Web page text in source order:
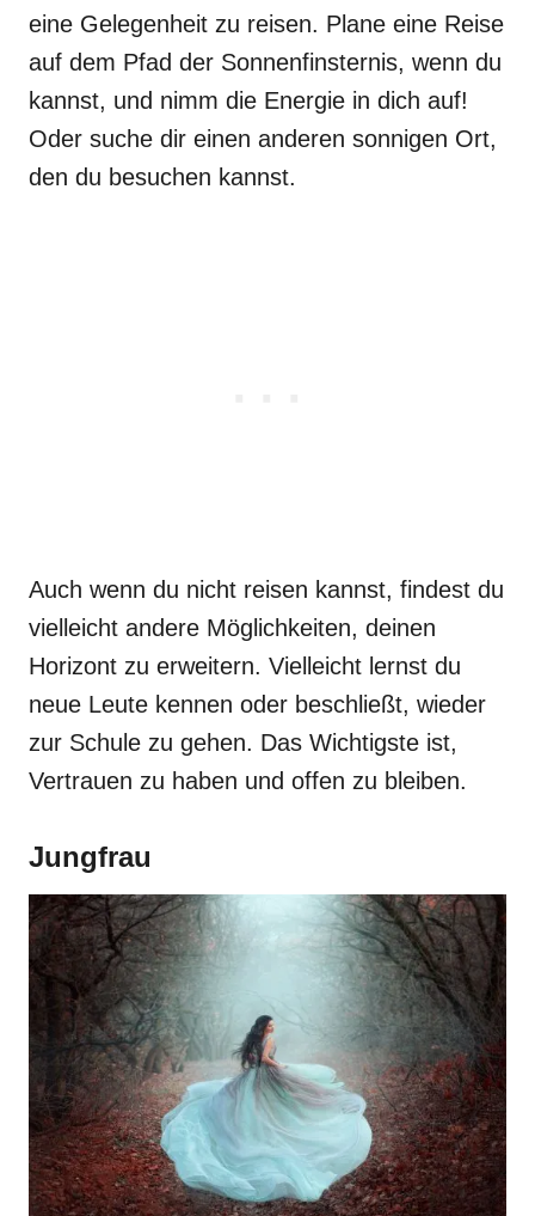
eine Gelegenheit zu reisen. Plane eine Reise
auf dem Pfad der Sonnenfinsternis, wenn du
kannst, und nimm die Energie in dich auf!
Oder suche dir einen anderen sonnigen Ort,
den du besuchen kannst.
Auch wenn du nicht reisen kannst, findest du
vielleicht andere Möglichkeiten, deinen
Horizont zu erweitern. Vielleicht lernst du
neue Leute kennen oder beschließt, wieder
zur Schule zu gehen. Das Wichtigste ist,
Vertrauen zu haben und offen zu bleiben.
Jungfrau